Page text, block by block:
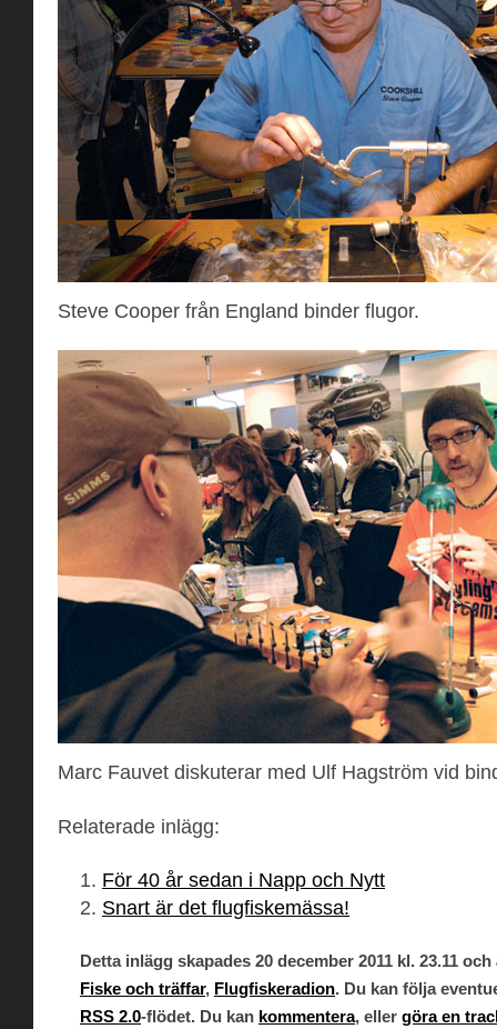
Steve Cooper från England binder flugor.
Marc Fauvet diskuterar med Ulf Hagström vid
Relaterade inlägg:
För 40 år sedan i Napp och Nytt
Snart är det flugfiskemässa!
Detta inlägg skapades 20 december 2011 kl. 23.11
Fiske och träffar, Flugfiskeradion. Du kan följa
RSS 2.0-flödet. Du kan kommentera, eller göra en